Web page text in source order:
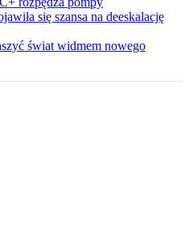
się szansa na deeskalację
świat widmem nowego